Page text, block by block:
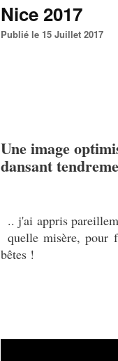
Nice 2017
Publié le 15 Juillet 2017
Une image
dansant
.. j'ai appris
quelle misère,
bêtes !